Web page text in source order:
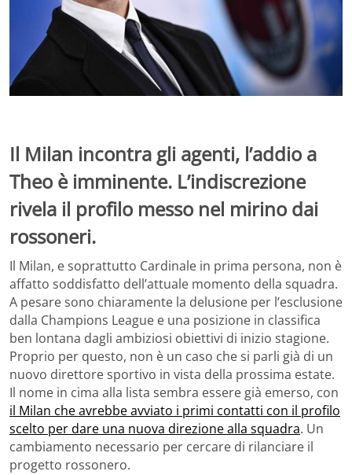
Il Milan incontra gli agenti, l’addio a
Theo è imminente. L’indiscrezione
rivela il profilo messo nel mirino dai
rossoneri.
Il Milan, e soprattutto Cardinale in prima persona, non è
affatto soddisfatto dell’attuale momento della squadra.
A pesare sono chiaramente la delusione per l’esclusione
dalla Champions League e una posizione in classifica
ben lontana dagli ambiziosi obiettivi di inizio stagione.
Proprio per questo, non è un caso che si parli già di un
nuovo direttore sportivo in vista della prossima estate.
Il nome in cima alla lista sembra essere già emerso, con
il Milan che avrebbe avviato i primi contatti con il profilo
scelto per dare una nuova direzione alla squadra. Un
cambiamento necessario per cercare di rilanciare il
progetto rossonero.